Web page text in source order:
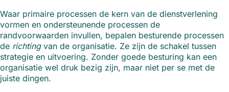
Waar primaire processen de kern van de dienstverlening
vormen en ondersteunende processen de
randvoorwaarden invullen, bepalen besturende processen
de richtingvan de organisatie. Ze zijn de schakel tussen
strategie en uitvoering. Zonder goede besturing kan een
organisatie wel druk bezig zijn, maar niet per se met de
juiste dingen.